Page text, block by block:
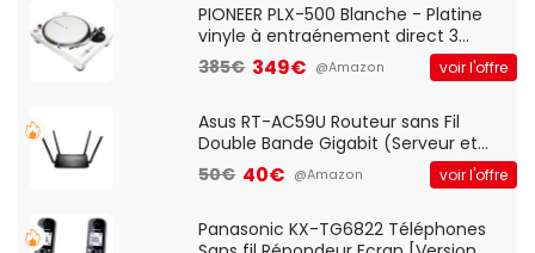
QWERTY UK - Noir
PIONEER PLX-500 Blanche - Platine
vinyle à entraénement direct 3
vitesses (33-45-78 trs/min) avec
pre-ampli intégré et port USB
385€ 349€ @Amazon voir l'offre
Asus RT-AC59U Routeur sans Fil
Double Bande Gigabit (Serveur et
Client VPN, Triple Vlan, Mode Point
d'accès et Bridge, contrôle Parental,
50€ 40€ @Amazon voir l'offre
Panasonic KX-TG6822 Téléphones